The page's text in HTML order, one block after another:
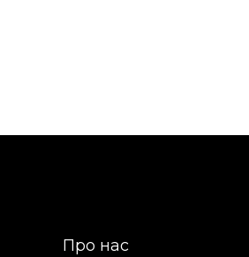
Про нас